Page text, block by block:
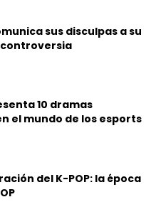
sus disculpas a su
controversia
10 dramas
el mundo de los esports
del K-POP: la época